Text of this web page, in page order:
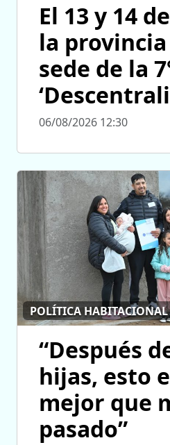
El 13 y 14
la
sede de la
06/08/2026 12:30
POLÍTICA HABITACIONAL
“Después
hijas, esto
mejor que
pasado”